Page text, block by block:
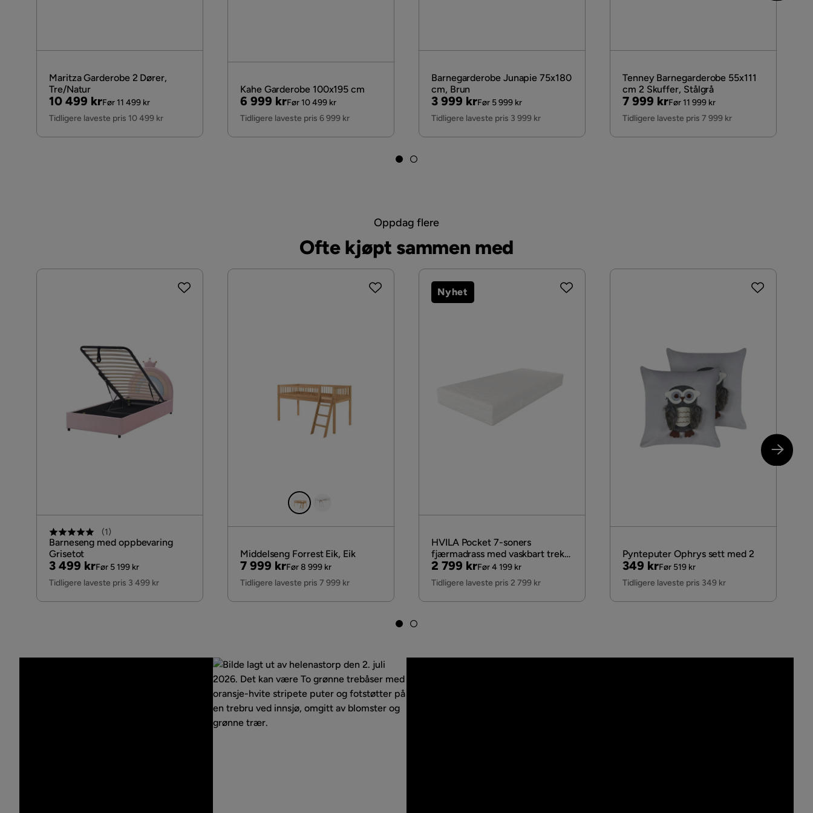
Maritza Garderobe 2 Dører,
Tre/Natur
Pris
10 499 kr
Original
Pris
Før 11 499 kr
Tidligere laveste pris 10 499 kr
Kahe Garderobe 100x195 cm
Pris
6 999 kr
Original
Pris
Før 10 499 kr
Tidligere laveste pris 6 999 kr
Barnegarderobe Junapie 75x180
cm, Brun
Pris
3 999 kr
Original
Pris
Før 5 999 kr
Tidligere laveste pris 3 999 kr
Tenney Barnegarderobe 55x111
cm 2 Skuffer, Stålgrå
Pris
7 999 kr
Original
Pris
Før 11 999 kr
Tidligere laveste pris 7 999 kr
Oppdag flere
Ofte kjøpt sammen med
(1)
Barneseng med oppbevaring
Grisetot
Pris
3 499 kr
Original
Pris
Før 5 199 kr
Tidligere laveste pris 3 499 kr
Middelseng Forrest Eik, Eik
Pris
7 999 kr
Original
Pris
Før 8 999 kr
Tidligere laveste pris 7 999 kr
HVILA Pocket 7-soners
fjærmadrass med vaskbart trekk
90x200 cm
Pris
2 799 kr
Original
Pris
Før 4 199 kr
Tidligere laveste pris 2 799 kr
Nyhet
Pynteputer Ophrys sett med 2
Pris
349 kr
Original
Pris
Før 519 kr
Tidligere laveste pris 349 kr